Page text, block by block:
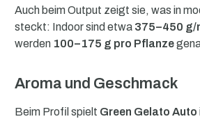
Auch beim Output zeigt sie, was in
steckt: Indoor sind etwa 375–450 g/
werden 100–175 g pro Pflanze
Aroma und Geschmack
Beim Profil spielt Green Gelato Auto